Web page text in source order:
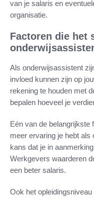
van je salaris en
organisatie.
Factoren die het
Als onderwijsassistent
invloed kunnen zijn op
rekening te houden met
bepalen hoeveel je
Eén van de belangrijkste
meer ervaring je hebt
kans dat je in
Werkgevers waarderen
een beter salaris.
Ook het